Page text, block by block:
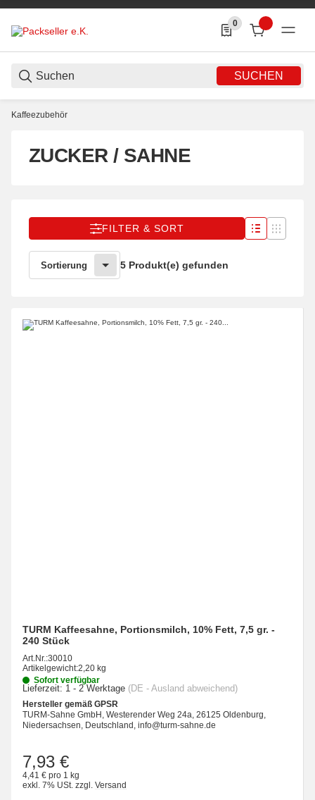
SUCHEN
0
0 Produkte in der
Kaffeezubehör
ZUCKER / SAHNE
FILTER & SORT
Sortierung 5 Produkt(e) gefunden
TURM Kaffeesahne, Portionsmilch, 10% Fett, 7,5 gr. -
240 Stück
Art.Nr.:30010
Artikelgewicht:2,20 kg
Sofort verfügbar
Lieferzeit: 1 - 2 Werktage (DE - Ausland abweichend)
Hersteller gemäß GPSR
TURM-Sahne GmbH, Westerender Weg 24a, 26125 Oldenburg,
Niedersachsen, Deutschland, info@turm-sahne.de
7,93 €
4,41 € pro 1 kg
exkl. 7% USt. zzgl. Versand